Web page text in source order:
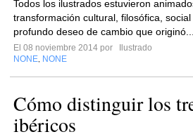
Todos los ilustrados estuvieron
transformación cultural, filosófica,
profundo deseo de cambio que originó...
El 08 noviembre 2014 por
Ilustrado
NONE NONE
Cómo distinguir los
ibéricos